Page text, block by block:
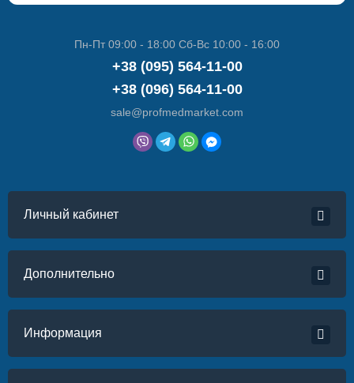
Пн-Пт 09:00 - 18:00 Сб-Вс 10:00 - 16:00
+38 (095) 564-11-00
+38 (096) 564-11-00
sale@profmedmarket.com
Личный кабинет
Дополнительно
Информация